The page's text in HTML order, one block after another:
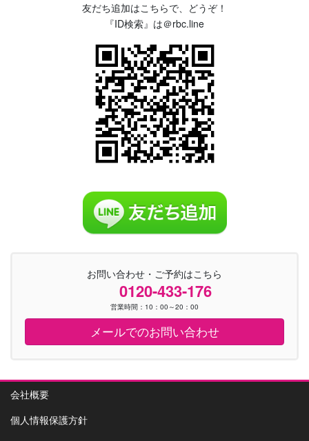
友だち追加はこちらで、どうぞ！
『ID検索』は＠rbc.line
お問い合わせ・ご予約はこちら
0120-433-176
営業時間：10：00～20：00
メールでのお問い合わせ
会社概要
個人情報保護方針